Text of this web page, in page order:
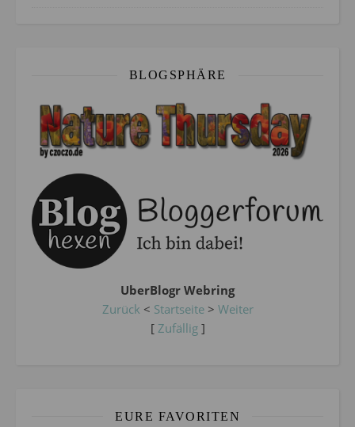
BLOGSPHÄRE
UberBlogr Webring
Zurück < Startseite> Weiter
[ Zufällig]
EURE FAVORITEN